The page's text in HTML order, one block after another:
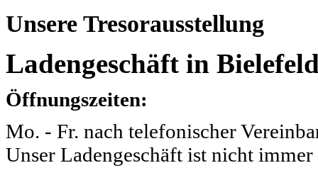
Unsere Tresorausstellung
Ladengeschäft in
Öffnungszeiten:
Mo. - Fr. nach telefonischer
Unser Ladengeschäft ist nicht immer